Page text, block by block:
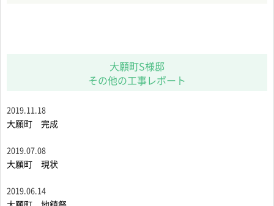
大願町S様邸
その他の工事レポート
2019.11.18
大願町 完成
2019.07.08
大願町 現状
2019.06.14